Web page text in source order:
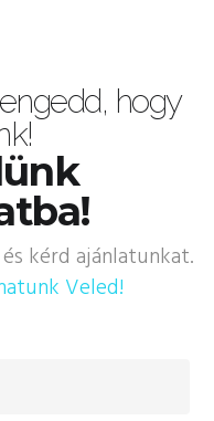
hogy
kérd ajánlatunkat.
Veled!